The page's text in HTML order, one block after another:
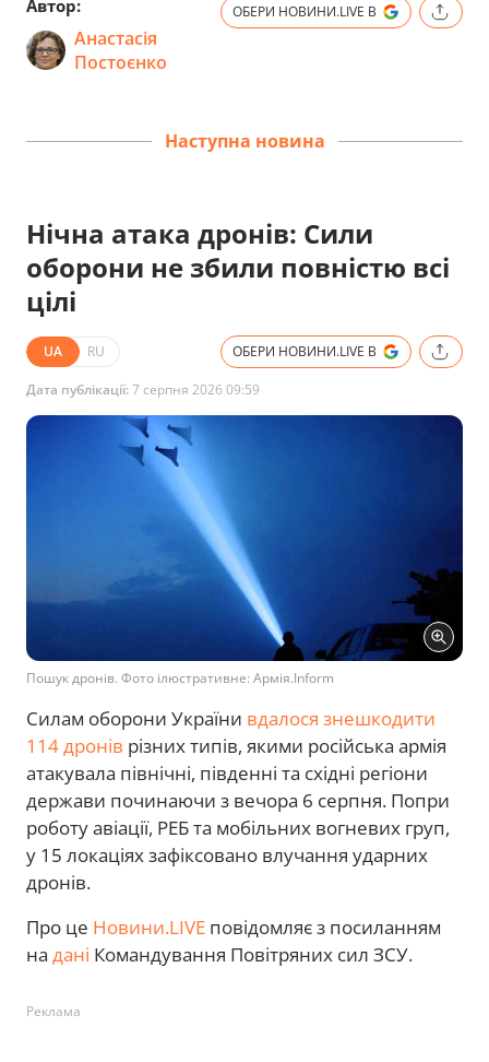
Автор:
Анастасія
Постоєнко
ОБЕРИ НОВИНИ.LIVE В
Наступна новина
Нічна атака дронів: Сили
оборони не збили повністю всі
цілі
UA RU ОБЕРИ НОВИНИ.LIVE В
Дата публікації:7 серпня 2026 09:59
Пошук дронів. Фото ілюстративне: Армія.Inform
Силам оборони України вдалося знешкодити
114 дронів різних типів, якими російська армія
атакувала північні, південні та східні регіони
держави починаючи з вечора 6 серпня. Попри
роботу авіації, РЕБ та мобільних вогневих груп,
у 15 локаціях зафіксовано влучання ударних
дронів.
Про це Новини.LIVE повідомляє з посиланням
на дані Командування Повітряних сил ЗСУ.
Реклама